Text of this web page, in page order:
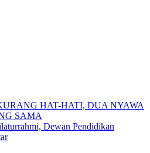
HAT-HATI, DUA NYAWA
SAMA
Dewan Pendidikan